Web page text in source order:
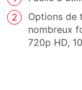
Options de
nombreux
720p HD,